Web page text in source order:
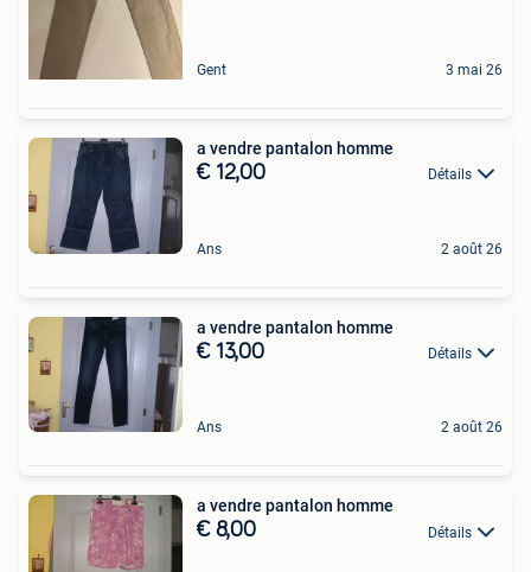
Gent 3 mai 26
a vendre pantalon homme
€ 12,00 Détails
Ans 2 août 26
a vendre pantalon homme
€ 13,00 Détails
Ans 2 août 26
a vendre pantalon homme
€ 8,00 Détails